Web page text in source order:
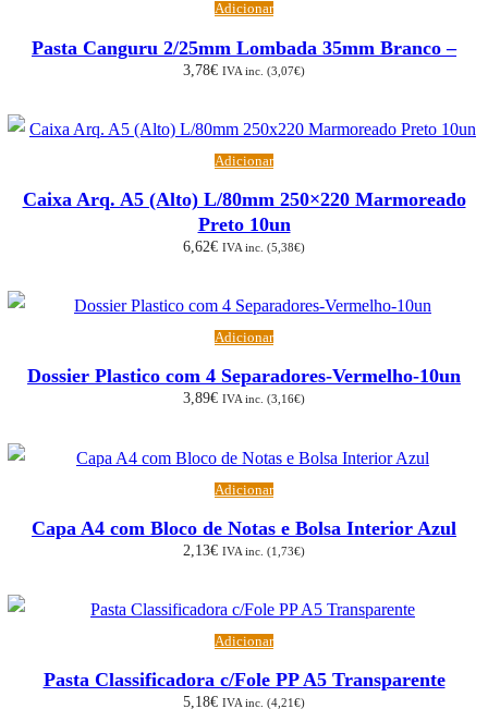
Adicionar
Pasta Canguru 2/25mm Lombada 35mm Branco –
3,78€ IVA inc. (3,07€)
Adicionar
Caixa Arq. A5 (Alto) L/80mm 250×220 Marmoreado
Preto 10un
6,62€ IVA inc. (5,38€)
Adicionar
Dossier Plastico com 4 Separadores-Vermelho-10un
3,89€ IVA inc. (3,16€)
Adicionar
Capa A4 com Bloco de Notas e Bolsa Interior Azul
2,13€ IVA inc. (1,73€)
Adicionar
Pasta Classificadora c/Fole PP A5 Transparente
5,18€ IVA inc. (4,21€)